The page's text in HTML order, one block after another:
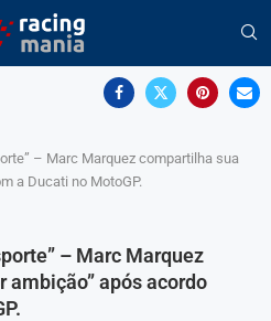
– Marc Marquez compartilha sua
a Ducati no MotoGP.
– Marc Marquez
ambição” após acordo